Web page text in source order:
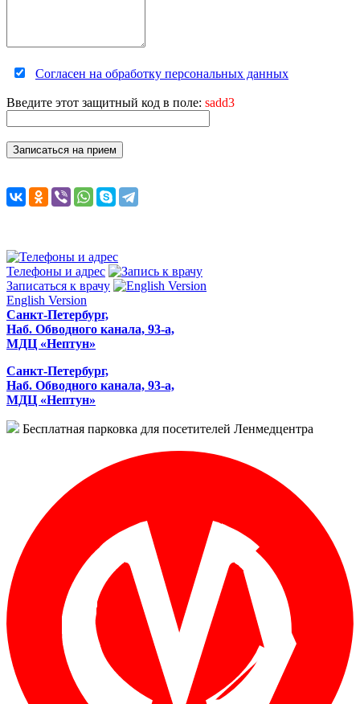
Согласен на обработку персональных данных
Введите этот защитный код в поле: sadd3
Телефоны и адрес
Записаться к врачу
English Version
Санкт-Петербург,
Наб. Обводного канала, 93-а,
МДЦ «Нептун»
Санкт-Петербург,
Наб. Обводного канала, 93-а,
МДЦ «Нептун»
Бесплатная парковка для посетителей Ленмедцентра